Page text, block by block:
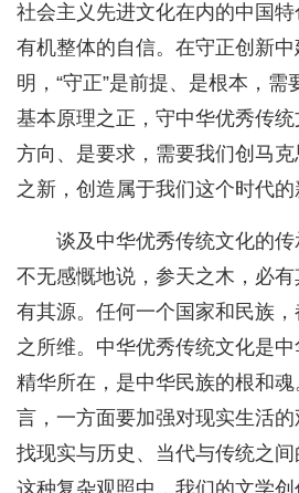
社会主义先进文化在内的中国
有机整体的自信。在守正创新
明，“守正”是前提、是根本，需
基本原理之正，守中华优秀传统
方向、是要求，需要我们创马
之新，创造属于我们这个时代的
谈及中华优秀传统文化的
不无感慨地说，参天之木，必
有其源。任何一个国家和民族
之所维。中华优秀传统文化是
精华所在，是中华民族的根和
言，一方面要加强对现实生活
找现实与历史、当代与传统之